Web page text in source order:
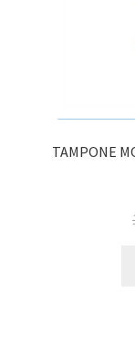
TAMPONE